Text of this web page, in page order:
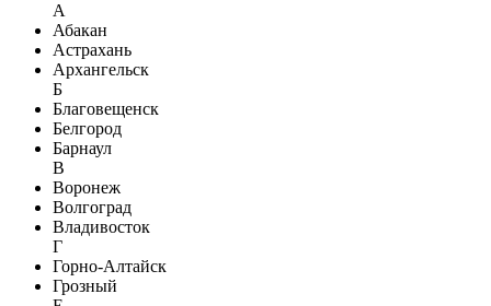
А
Абакан
Астрахань
Архангельск
Б
Благовещенск
Белгород
Барнаул
В
Воронеж
Волгоград
Владивосток
Г
Горно-Алтайск
Грозный